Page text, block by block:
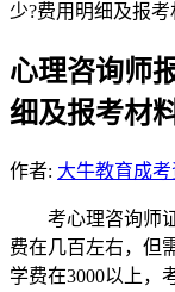
少?费用明细及报
心理咨询师
细及报考材
作者: 大牛教育成考
考心理咨询师
费在几百左右，但
学费在3000以上，